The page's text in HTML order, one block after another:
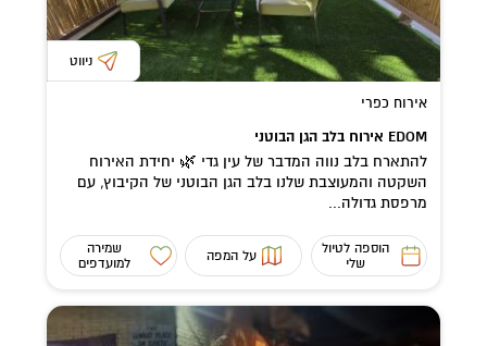
ניווט
אירוח כפרי
EDOM אירוח בלב הגן הבוטני
להתארח בלב נווה המדבר של עין גדי 🌿 יחידת האירוח
השקטה והמעוצבת שלנו בלב הגן הבוטני של הקיבוץ, עם
מרפסת גדולה...
הוספה לטיול
שלי
על המפה
שמירה
למועדפים